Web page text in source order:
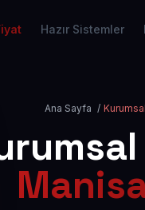
Hazır Sistemler
Ana Sayfa /